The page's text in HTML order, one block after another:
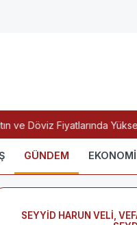
Döviz Fiyatlarında
GÜNDEM EKONOMİ
SEYYİD HARUN VELİ,